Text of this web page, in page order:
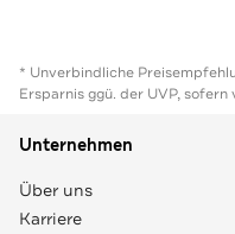
* Unverbindliche
Ersparnis ggü. der UVP, sofern
Unternehmen
Über uns
Karriere